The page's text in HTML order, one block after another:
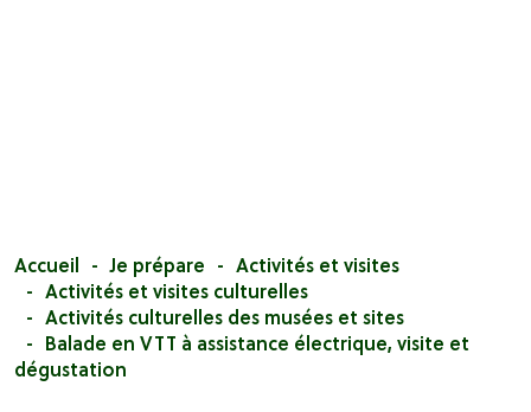
Accueil Je prépare
Activités et visites
Activités et visites culturelles
Activités culturelles des musées et sites
Balade en VTT à assistance électrique, visite et
dégustation